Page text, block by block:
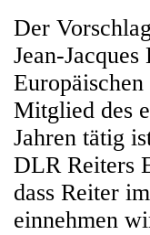
Der
Jean-
Mitglied des
Jahren tätig
DLR Reiters
dass Reiter
einnehmen